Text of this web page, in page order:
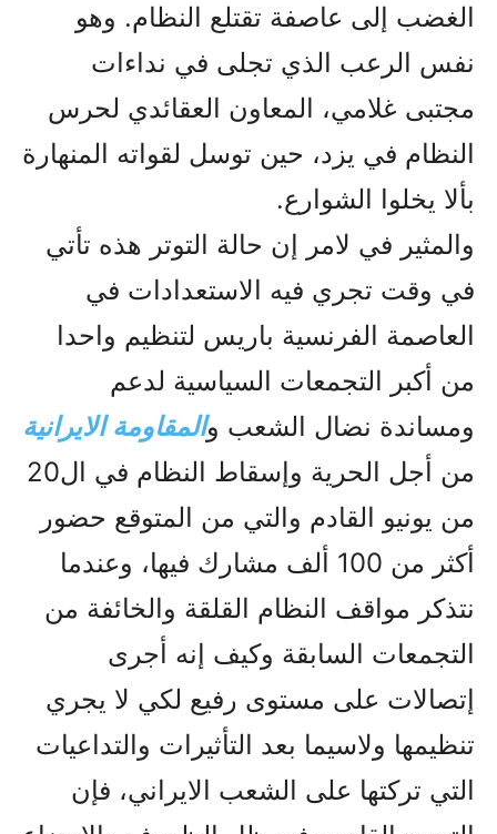
الغضب إلى عاصفة تقتلع النظام. وهو
نفس الرعب الذي تجلى في نداءات
مجتبى غلامي، المعاون العقائدي لحرس
النظام في يزد، حين توسل لقواته المنهارة
بألا يخلوا الشوارع.
والمثير في لامر إن حالة التوتر هذه تأتي
في وقت تجري فيه الاستعدادات في
العاصمة الفرنسية باريس لتنظيم واحدا
من أکبر التجمعات السياسية لدعم
ومساندة نضال الشعب والمقاومة الايرانية
من أجل الحرية وإسقاط النظام في ال20
من يونيو القادم والتي من المتوقع حضور
أکثر من 100 ألف مشارك فيها، وعندما
نتذکر مواقف النظام القلقة والخائفة من
التجمعات السابقة وکيف إنه أجرى
إتصالات على مستوى رفيع لکي لا يجري
تنظيمها ولاسيما بعد التأثيرات والتداعيات
التي ترکتها على الشعب الايراني، فإن